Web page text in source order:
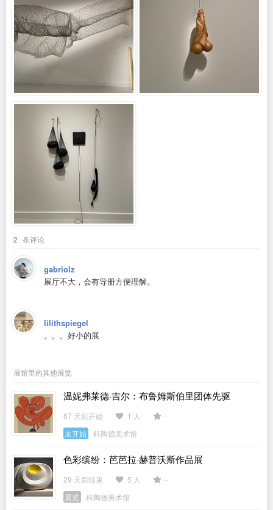
2 条评论
gabriolz
展厅不大，会有导册方便理解。
lilithspiegel
。。。好小的展
展馆里的其他展览
温妮弗莱德·吉尔：布鲁姆斯伯里团体先驱
67 天后开始 1 人
-
未开始
科陶德美术馆
色彩缤纷：芭芭拉·赫普沃斯作品展
29 天后结束 5 人
-
展览
科陶德美术馆